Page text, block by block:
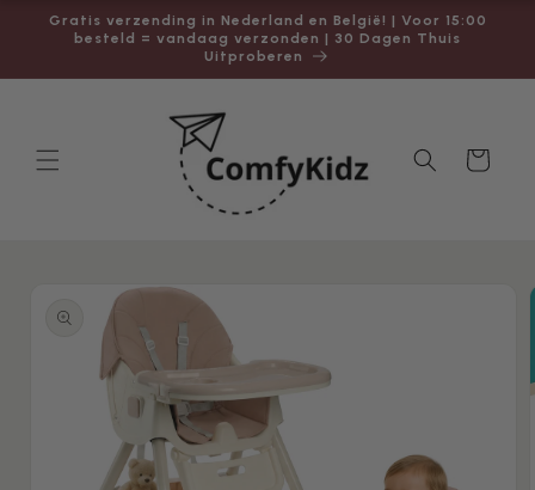
naar
Gratis verzending in Nederland en België! | Voor 15:00
besteld = vandaag verzonden | 30 Dagen Thuis
Uitproberen
Winkelwagen
direct naar